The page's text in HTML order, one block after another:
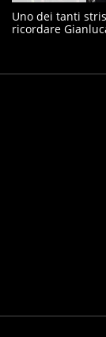
Uno dei tanti
ricordare